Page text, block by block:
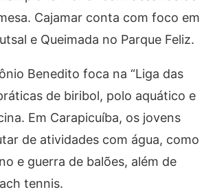
Cajamar conta com foco em
e Queimada no Parque Feliz.
Benedito foca na “Liga das
de biribol, polo aquático e
Em Carapicuíba, os jovens
de atividades com água, como
e guerra de balões, além de
tennis.